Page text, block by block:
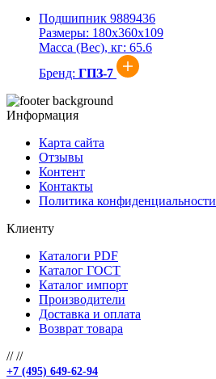
Подшипник 9889436
Размеры: 180x360x109
Масса (Вес), кг: 65.6
Бренд: ГПЗ-7
Информация
Карта сайта
Отзывы
Контент
Контакты
Политика конфиденциальности
Клиенту
Каталоги PDF
Каталог ГОСТ
Каталог импорт
Производители
Доставка и оплата
Возврат товара
////
+7 (495) 649-62-94